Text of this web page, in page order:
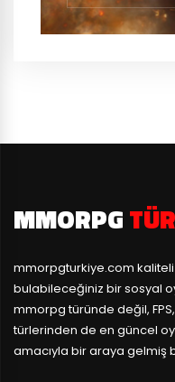
MMORPG
mmorpgturkiye.com
bulabileceğiniz bir sosyal
mmorpg türünde değil, FPS,
türlerinden de en güncel
amacıyla bir araya gelmiş